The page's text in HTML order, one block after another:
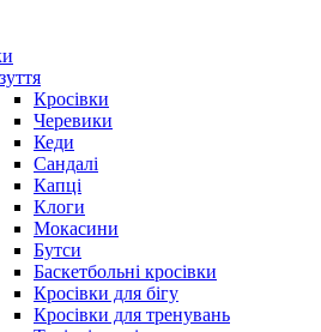
Кросівки
Черевики
Кеди
Сандалі
Капці
Клоги
Мокасини
Бутси
Баскетбольні кросівки
Кросівки для бігу
Кросівки для тренувань